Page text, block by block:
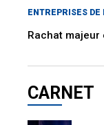
ENTREPRISES DE
Rachat majeur
CARNET